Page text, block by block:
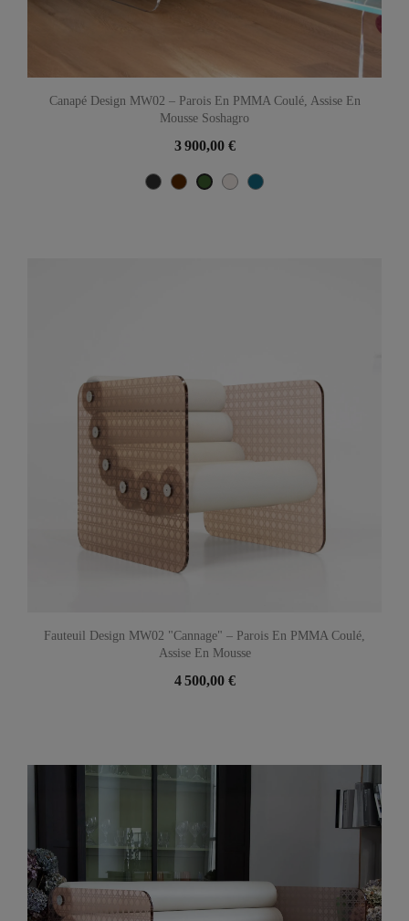
Canapé Design MW02 – Parois En PMMA Coulé, Assise En
Mousse Soshagro
3 900,00 €
Noir Marron
Vert PerleBleu
Fauteuil Design MW02 "Cannage" – Parois En PMMA Coulé,
Assise En Mousse
4 500,00 €